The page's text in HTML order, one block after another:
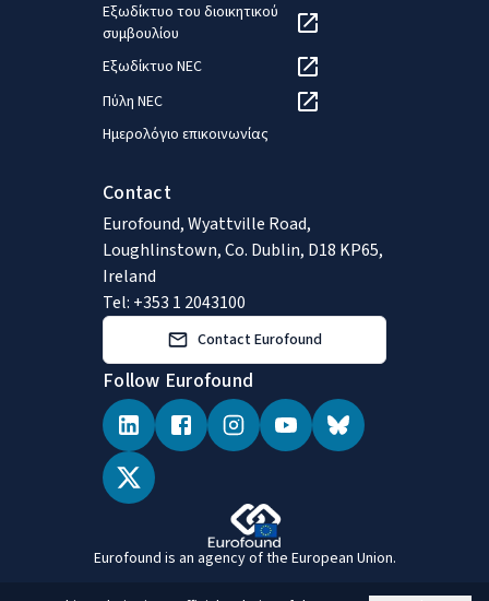
Εξωδίκτυο του διοικητικού
συμβουλίου
Εξωδίκτυο NEC
Πύλη NEC
Ημερολόγιο επικοινωνίας
Contact
Eurofound, Wyattville Road,
Loughlinstown, Co. Dublin, D18 KP65,
Ireland
Tel: +353 1 2043100
Contact Eurofound
Follow Eurofound
Eurofound is an agency of the European Union.